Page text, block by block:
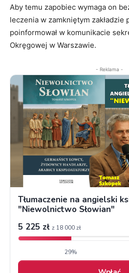
Aby temu zapobiec wymaga on
leczenia w zamkniętym zakładzie
poinformował w komunikacie
Okręgowej w Warszawie.
- Reklama -